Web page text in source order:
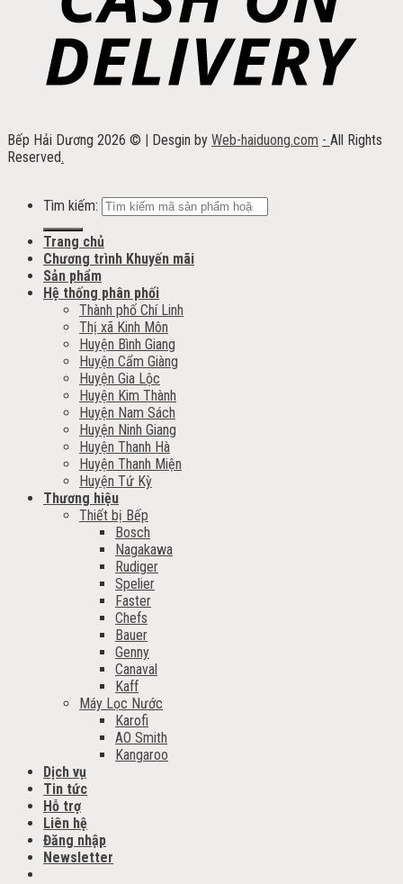
Bếp Hải Dương 2026 © Desgin by Web-haiduong.com - All Rights
Reserved.
Tìm kiếm:
Trang chủ
Chương trình Khuyến mãi
Sản phẩm
Hệ thống phân phối
Thành phố Chí Linh
Thị xã Kinh Môn
Huyện Bình Giang
Huyện Cẩm Giàng
Huyện Gia Lộc
Huyện Kim Thành
Huyện Nam Sách
Huyện Ninh Giang
Huyện Thanh Hà
Huyện Thanh Miện
Huyện Tứ Kỳ
Thương hiệu
Thiết bị Bếp
Bosch
Nagakawa
Rudiger
Spelier
Faster
Chefs
Bauer
Genny
Canaval
Kaff
Máy Lọc Nước
Karofi
AO Smith
Kangaroo
Dịch vụ
Tin tức
Hỗ trợ
Liên hệ
Đăng nhập
Newsletter